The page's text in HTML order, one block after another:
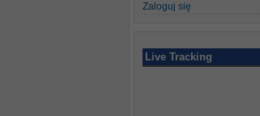
Zaloguj się
Live Tracking